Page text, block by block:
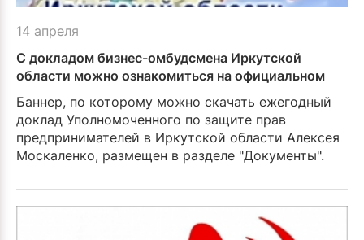
14 апреля
С докладом бизнес-омбудсмена Иркутской
области можно ознакомиться на официальном
сайте
Баннер, по которому можно скачать ежегодный
доклад Уполномоченного по защите прав
предпринимателей в Иркутской области Алексея
Москаленко, размещен в разделе "Документы".